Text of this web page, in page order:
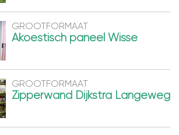
GROOTFORMAAT
Akoestisch paneel Wisse
GROOTFORMAAT
Zipperwand Dijkstra Langeweg